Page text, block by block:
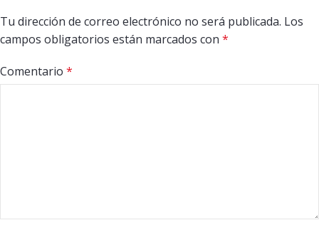
Tu dirección de correo electrónico no será publicada. Los
campos obligatorios están marcados con *
Comentario *